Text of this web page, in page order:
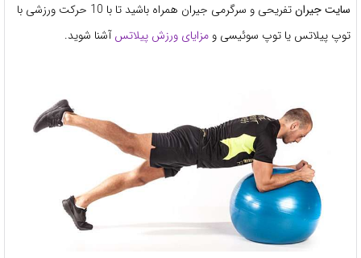
سایت جیران
تفریحی و سرگرمی جیران همراه باشید تا با 10 حرکت ورزشی با
توپ پیلاتس یا توپ سوئیسی و مزایای ورزش پیلاتسآشنا شوید.